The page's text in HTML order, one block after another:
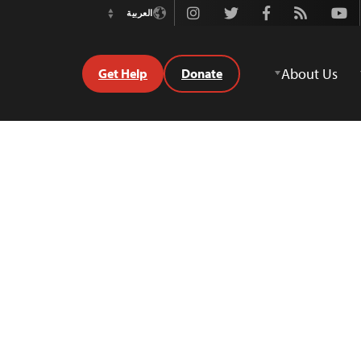
Youtube
Rss
Facebook
Twitter
Instagramالعربية
Switch
About Us
Donate
Get Help